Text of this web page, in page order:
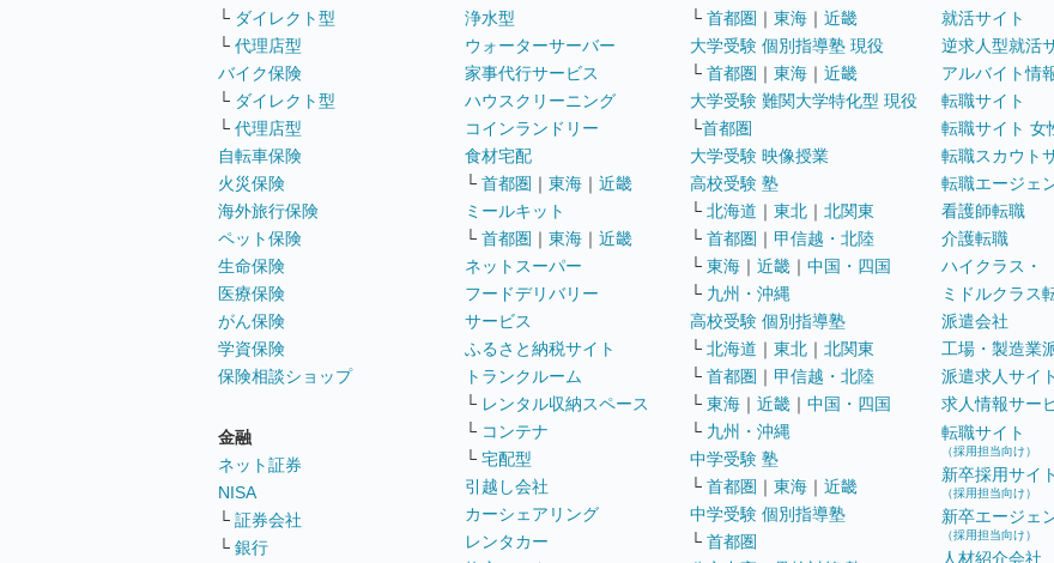
└ ダイレクト型
└ 代理店型
バイク保険
└ ダイレクト型
└ 代理店型
自転車保険
火災保険
海外旅行保険
ペット保険
生命保険
医療保険
がん保険
学資保険
保険相談ショップ
金融
ネット証券
NISA
└ 証券会社
└ 銀行
浄水型
ウォーターサーバー
家事代行サービス
ハウスクリーニング
コインランドリー
食材宅配
└ 首都圏 ｜ 東海 ｜ 近畿
ミールキット
└ 首都圏 ｜ 東海 ｜ 近畿
ネットスーパー
フードデリバリー
サービス
ふるさと納税サイト
トランクルーム
└ レンタル収納スペース
└ コンテナ
└ 宅配型
引越し会社
カーシェアリング
レンタカー
└ 首都圏 ｜ 東海 ｜ 近畿
大学受験 個別指導塾 現役
└ 首都圏 ｜ 東海 ｜ 近畿
大学受験 難関大学特化型 現役
└首都圏
大学受験 映像授業
高校受験 塾
└ 北海道 ｜ 東北 ｜ 北関東
└ 首都圏 ｜ 甲信越・北陸
└ 東海 ｜ 近畿 ｜ 中国・四国
└ 九州・沖縄
高校受験 個別指導塾
└ 北海道 ｜ 東北 ｜ 北関東
└ 首都圏 ｜ 甲信越・北陸
└ 東海 ｜ 近畿 ｜ 中国・四国
└ 九州・沖縄
中学受験 塾
└ 首都圏 ｜ 東海 ｜ 近畿
中学受験 個別指導塾
└ 首都圏
就活サイト
逆求人型就活
アルバイト情
転職サイト
転職サイト 女
転職スカウト
転職エージェ
看護師転職
介護転職
ハイクラス・
ミドルクラス
派遣会社
工場・製造業
派遣求人サイト
求人情報サー
転職サイト
（採用担当向け）
新卒採用サイト
（採用担当向け）
新卒エージェ
（採用担当向け）
人材紹介会社